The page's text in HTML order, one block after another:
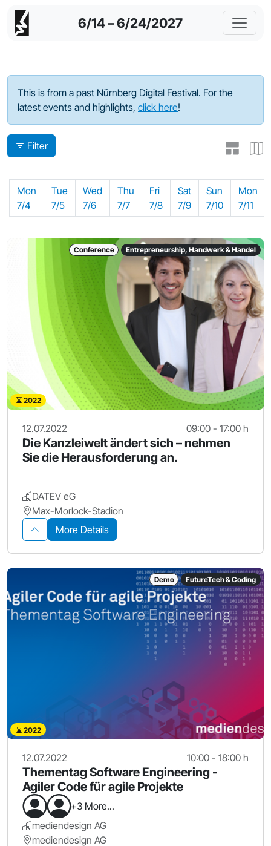
6/14 – 6/24/2027
Program - 2022
This is from a past Nürnberg Digital Festival. For the
latest events and highlights, click here!
Filter
Mon
7/4
Tue
7/5
Wed
7/6
Thu
7/7
Fri
7/8
Sat
7/9
Sun
7/10
Mon
7/11
Conference Entrepreneurship, Handwerk & Handel
2022
12.07.2022 09:00 - 17:00 h
Die Kanzleiwelt ändert sich – nehmen
Sie die Herausforderung an.
DATEV eG
Max-Morlock-Stadion
More Details
Demo FutureTech & Coding
2022
12.07.2022 10:00 - 18:00 h
Thementag Software Engineering -
Agiler Code für agile Projekte
+3 More...
mediendesign AG
mediendesign AG